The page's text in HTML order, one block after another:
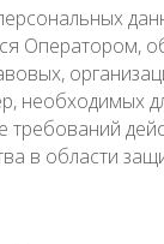
Оператором,
необходимых
в области